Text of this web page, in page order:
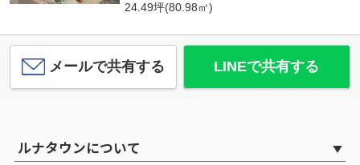
24.49坪(80.98㎡)
メールで共有する LINEで共有する
ルナタウンについて